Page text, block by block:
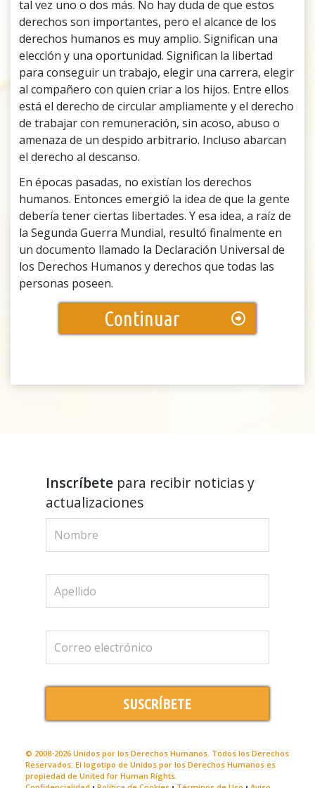
tal vez uno o dos más. No hay duda de que estos
derechos son importantes, pero el alcance de los
derechos humanos es muy amplio. Significan una
elección y una oportunidad. Significan la libertad
para conseguir un trabajo, elegir una carrera, elegir
al compañero con quien criar a los hijos. Entre ellos
está el derecho de circular ampliamente y el derecho
de trabajar con remuneración, sin acoso, abuso o
amenaza de un despido arbitrario. Incluso abarcan
el derecho al descanso.
En épocas pasadas, no existían los derechos
humanos. Entonces emergió la idea de que la gente
debería tener ciertas libertades. Y esa idea, a raíz de
la Segunda Guerra Mundial, resultó finalmente en
un documento llamado la Declaración Universal de
los Derechos Humanos y derechos que todas las
personas poseen.
Continuar
Inscríbetepara recibir noticias y
actualizaciones
SUSCRÍBETE
© 2008-2026 Unidos por los Derechos Humanos. Todos los Derechos
Reservados. El logotipo de Unidos por los Derechos Humanos es
propiedad de United for Human Rights.